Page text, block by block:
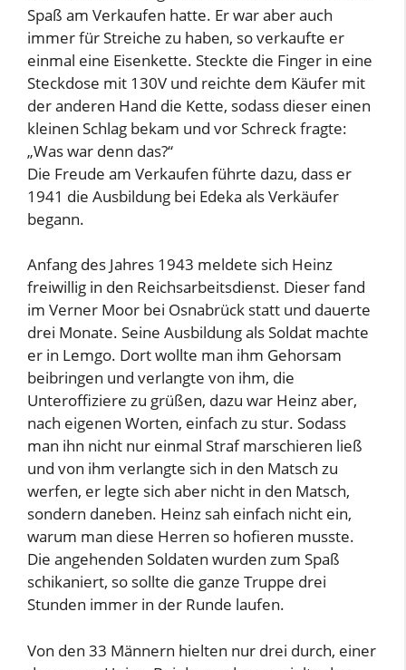
Spaß am Verkaufen hatte. Er war aber auch
immer für Streiche zu haben, so verkaufte er
einmal eine Eisenkette. Steckte die Finger in eine
Steckdose mit 130V und reichte dem Käufer mit
der anderen Hand die Kette, sodass dieser einen
kleinen Schlag bekam und vor Schreck fragte:
„Was war denn das?“
Die Freude am Verkaufen führte dazu, dass er
1941 die Ausbildung bei Edeka als Verkäufer
begann.
Anfang des Jahres 1943 meldete sich Heinz
freiwillig in den Reichsarbeitsdienst. Dieser fand
im Verner Moor bei Osnabrück statt und dauerte
drei Monate. Seine Ausbildung als Soldat machte
er in Lemgo. Dort wollte man ihm Gehorsam
beibringen und verlangte von ihm, die
Unteroffiziere zu grüßen, dazu war Heinz aber,
nach eigenen Worten, einfach zu stur. Sodass
man ihn nicht nur einmal Straf marschieren ließ
und von ihm verlangte sich in den Matsch zu
werfen, er legte sich aber nicht in den Matsch,
sondern daneben. Heinz sah einfach nicht ein,
warum man diese Herren so hofieren musste.
Die angehenden Soldaten wurden zum Spaß
schikaniert, so sollte die ganze Truppe drei
Stunden immer in der Runde laufen.
Von den 33 Männern hielten nur drei durch, einer